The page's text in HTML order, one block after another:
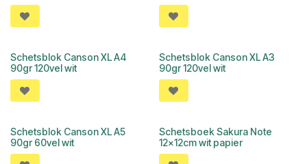
Schetsblok Canson XL A4
90gr 120vel wit
Schetsblok Canson XL A3
90gr 120vel wit
Schetsblok Canson XL A5
90gr 60vel wit
Schetsboek Sakura Note
12x12cm wit papier